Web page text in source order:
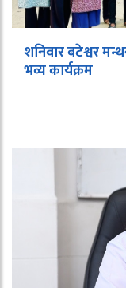
शनिवार बटेश्वर
भव्य कार्यक्रम